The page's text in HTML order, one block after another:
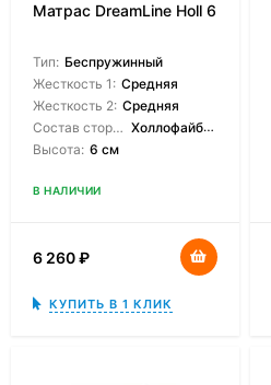
Матрас DreamLine Holl 6
Тип: Беспружинный
Жесткость 1: Средняя
Жесткость 2: Средняя
Состав сторон: Холлофайбер
Высота: 6 см
В НАЛИЧИИ
6 260₽
КУПИТЬ В 1 КЛИК